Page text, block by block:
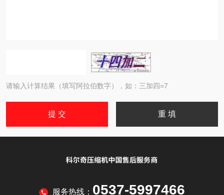
请输入计算结果（填写阿拉伯数字），如：三加四=7
服务热线： 0537-5997466